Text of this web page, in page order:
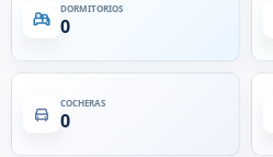
DORMITORIOS
0
COCHERAS
0